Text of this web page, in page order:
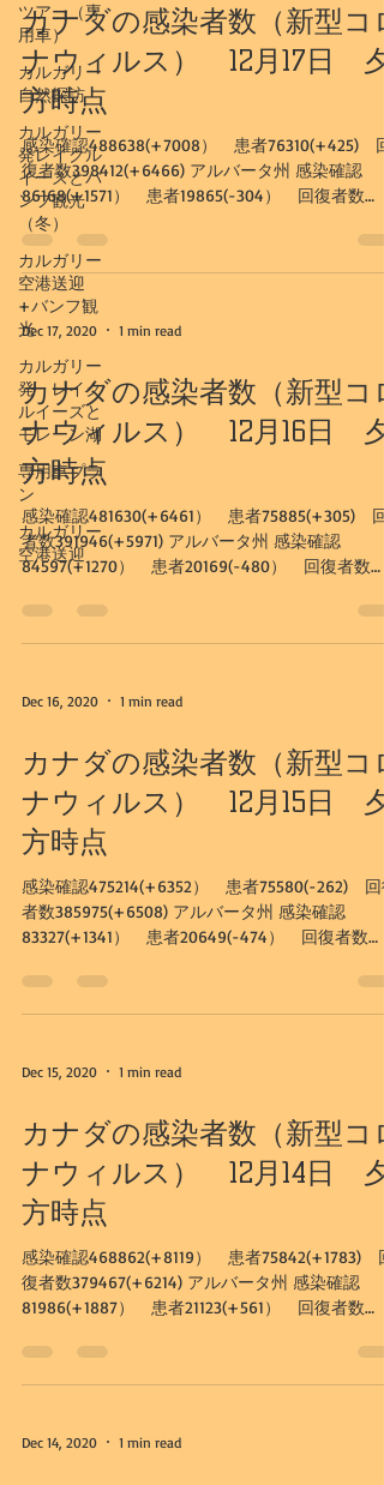
ツアー（専
用車）
カルガリー
自然探訪
カルガリー
発レイクル
イーズとバ
ンフ観光
（冬）
カルガリー
空港送迎
+バンフ観
光
カルガリー
発 レイク
ルイーズと
モレーン湖
専用車プラ
ン
カルガリー
空港送迎
カナダの感染者数（新型コ
ナウィルス） 12月17日 夕
方時点
感染確認488638(+7008） 患者76310(+425) 回
復者数398412(+6466) アルバータ州 感染確認
86168(+1571） 患者19865(-304） 回復者数
65513(+1845) カルガリー市...
Dec 17, 2020 1 min read
カナダの感染者数（新型コ
ナウィルス） 12月16日 夕
方時点
感染確認481630(+6461） 患者75885(+305) 回
者数391946(+5971) アルバータ州 感染確認
84597(+1270） 患者20169(-480） 回復者数
Dec 16, 2020 1 min read
カナダの感染者数（新型コ
ナウィルス） 12月15日 夕
方時点
感染確認475214(+6352） 患者75580(-262) 回
者数385975(+6508) アルバータ州 感染確認
83327(+1341） 患者20649(-474） 回復者数
Dec 15, 2020 1 min read
カナダの感染者数（新型コ
ナウィルス） 12月14日 夕
方時点
感染確認468862(+8119） 患者75842(+1783) 回
復者数379467(+6214) アルバータ州 感染確認
81986(+1887） 患者21123(+561） 回復者数
Dec 14, 2020 1 min read